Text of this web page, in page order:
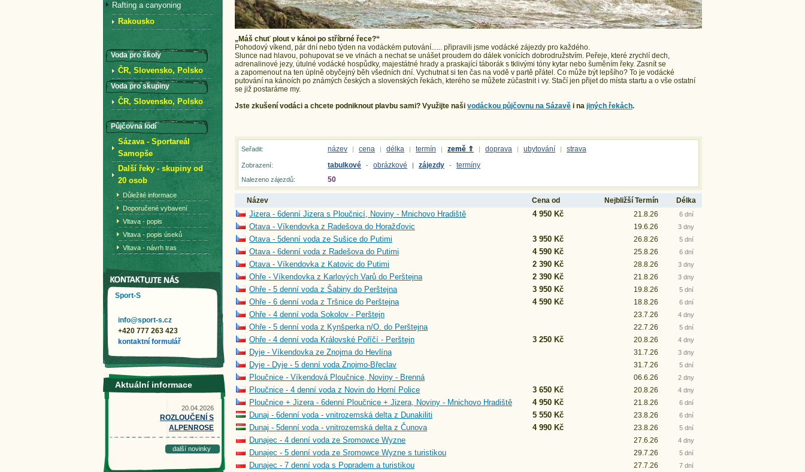
„Máš chuť plout v kánoi po stříbrné řece?“
Pohodový víkend, pár dní nebo týden na vodáckém putování...... připravili jsme vodácké zájezdy pro každého.
Slunce nad hlavou, pohupovat se ve vlnách a nechat se unášet proudem do dálek vonících dobrodružstvím. Peřeje, které zrychlí dech,
adrenalinové jezy, útulné vodácké hospůdky, majestátné hrady a praskající táborák s tklivými tóny kytar nebo šuměním řeky. Zasnít se
a zapomenout na ten úplně obyčejný běh všedních dní. Vychutnat si ten čas na vodě v partě přátel. Co může být lepšího? To je vodácké
putování na kánoích po známých českých a slovenských řekách, kterého se můžete zúčastnit i vy. Stačí jen přijet do místa startu a o vše ostatní
se již postaráme my.
Jste zkušení vodáci a chcete podniknout plavbu sami? Využijte naši vodáckou půjčovnu na Sázavě i na jiných řekách.
Seřadit: název | cena | délka | termín | země ⇑ | doprava | ubytování | strava
Zobrazení: tabulkové - obrázkové | zájezdy - termíny
Nalezeno zájezdů: 50
Název Cena od Nejbližší Termín Délka
Jizera - 6denní Jizera s Ploučnicí, Noviny - Mnichovo Hradiště 4 950 Kč 21.8.26 6 dní
Otava - Víkendovka z Radešova do Horažďovic 19.6.26 3 dny
Otava - 5denní voda ze Sušice do Putimi 3 950 Kč 26.8.26 5 dní
Otava - 6denní voda z Radešova do Putimi 4 590 Kč 25.8.26 6 dní
Otava - Víkendovka z Katovic do Putimi 2 390 Kč 28.8.26 3 dny
Ohře - Víkendovka z Karlových Varů do Perštejna 2 390 Kč 21.8.26 3 dny
Ohře - 5 denní voda z Šabiny do Perštejna 3 950 Kč 19.8.26 5 dní
Ohře - 6 denní voda z Tršnice do Perštejna 4 590 Kč 18.8.26 6 dní
Ohře - 4 denní voda Sokolov - Perštejn 23.7.26 4 dny
Ohře - 5 denní voda z Kynšperka n/O. do Perštejna 22.7.26 5 dní
Ohře - 4 denní voda Královské Poříčí - Perštejn 3 250 Kč 20.8.26 4 dny
Dyje - Víkendovka ze Znojma do Hevlína 31.7.26 3 dny
Dyje - Dyje - 5 denní voda Znojmo-Břeclav 31.7.26 5 dní
Ploučnice - Víkendová Ploučnice, Noviny - Brenná 06.6.26 2 dny
Ploučnice - 4 denní voda z Novin do Horní Police 3 650 Kč 20.8.26 4 dny
Ploučnice + Jizera - 6denní Ploučnice + Jizera, Noviny - Mnichovo Hradiště 4 950 Kč 21.8.26 6 dní
Dunaj - 6denní voda - vnitrozemská delta z Dunakiliti 5 550 Kč 23.8.26 6 dní
Dunaj - 5denní voda - vnitrozemská delta z Čunova 4 990 Kč 23.8.26 5 dní
Dunajec - 4 denní voda ze Sromowce Wyzne 27.6.26 4 dny
Dunajec - 5 denní voda ze Sromowce Wyzne s turistikou 29.7.26 5 dní
Dunajec - 7 denní voda s Popradem a turistikou 27.7.26 7 dní
Rafting a canyoning
Rakousko
Voda pro školy
ČR, Slovensko, Polsko
Voda pro skupiny
ČR, Slovensko, Polsko
Půjčovna lodí
Sázava - Sportareál
Samopše
Další řeky - skupiny od
20 osob
Důležité informace
Doporučené vybavení
Vltava - popis
Vltava - popis úseků
Vltava - návrh tras
Sport-S
info@sport-s.cz
+420 777 263 423
kontaktní formulář
Aktuální informace
20.04.2026
ROZLOUČENÍ S
ALPENROSE
další novinky